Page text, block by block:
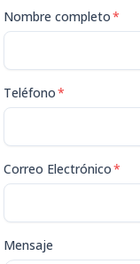
Nombre completo*
Teléfono*
Correo Electrónico*
Mensaje